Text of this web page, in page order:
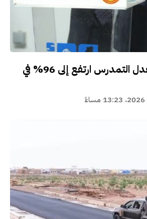
وزير الاقتصاد: معدل التمدرس ارتفع إلى 96% في